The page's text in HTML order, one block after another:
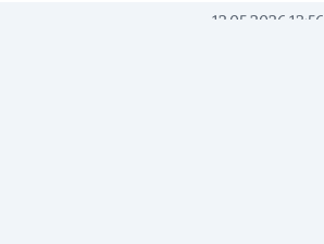
12.05.2026 13:56